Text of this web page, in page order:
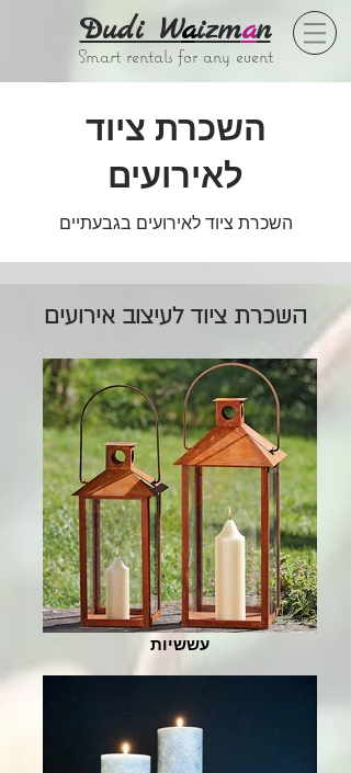
Dudi Waizman
Smart rentals for any event
השכרת ציוד
לאירועים
השכרת ציוד לאירועים בגבעתיים
עששיות